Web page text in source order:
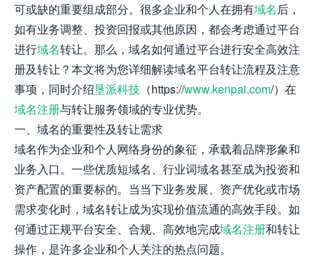
可或缺的重要组成部分。很多企业和个人在拥有域名后，
如有业务调整、投资回报或其他原因，都会考虑通过平台
进行域名转让。那么，域名如何通过平台进行安全高效注
册及转让？本文将为您详细解读域名平台转让流程及注意
事项，同时介绍垦派科技 （https://www.kenpai.com/）在
域名注册与转让服务领域的专业优势。
一、域名的重要性及转让需求
域名作为企业和个人网络身份的象征，承载着品牌形象和
业务入口。一些优质短域名、行业词域名甚至成为投资和
资产配置的重要标的。当当下业务发展、资产优化或市场
需求变化时，域名转让成为实现价值流通的高效手段。如
何通过正规平台安全、合规、高效地完成域名注册和转让
操作，是许多企业和个人关注的热点问题。